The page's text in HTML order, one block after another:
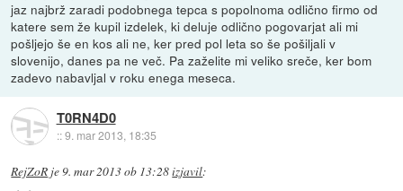
jaz najbrž zaradi podobnega tepca s popolnoma odlično firmo od
katere sem že kupil izdelek, ki deluje odlično pogovarjat ali mi
pošljejo še en kos ali ne, ker pred pol leta so še pošiljali v
slovenijo, danes pa ne več. Pa zaželite mi veliko sreče, ker bom
zadevo nabavljal v roku enega meseca.
T0RN4D0
::9. mar 2013, 18:35
RejZoR je9. mar 2013 ob 13:28izjavil: